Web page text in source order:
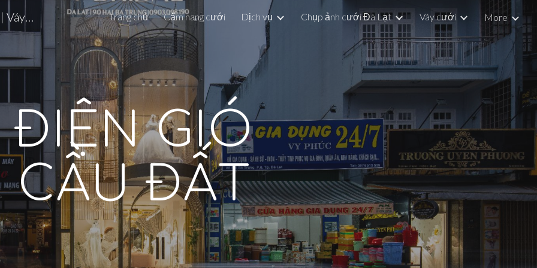
to main content Skip to navigation
7 BRIDAL – Chụp Ảnh Cưới Đà Lạt | Váy Cưới Cao Cấp | Da Lat Pre-wedding Photoshoot Trang chủ Cẩm nang cưới Dịch vụ Chụp ảnh cưới Đà Lạt Váy cưới More
ĐIỆN GIÓ
CẦU ĐẤT